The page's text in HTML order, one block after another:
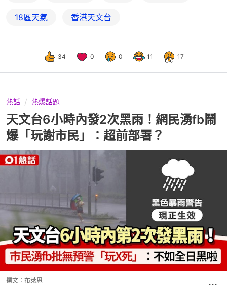
18區天氣 香港天文台
34 0 0 11 17
熱話 熱爆話題
天文台6小時內發2次黑雨！網民湧fb鬧
爆「玩謝市民」：超前部署？
撰文： 布萊恩